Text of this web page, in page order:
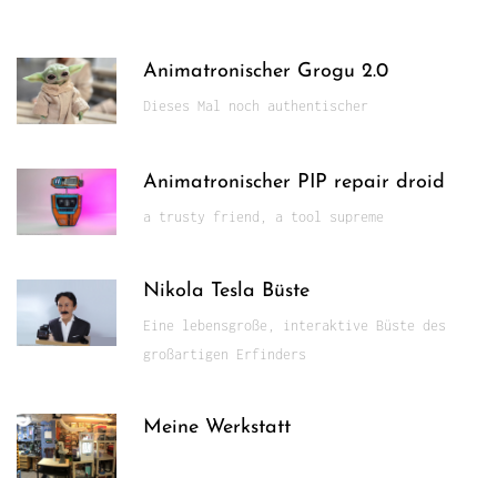
Animatronischer Grogu 2.0
Dieses Mal noch authentischer
Animatronischer PIP repair droid
a trusty friend, a tool supreme
Nikola Tesla Büste
Eine lebensgroße, interaktive Büste des
großartigen Erfinders
Meine Werkstatt